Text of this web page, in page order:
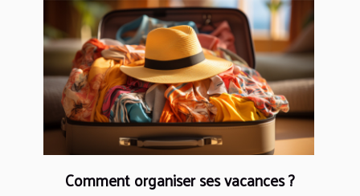
Comment organiser ses vacances ?